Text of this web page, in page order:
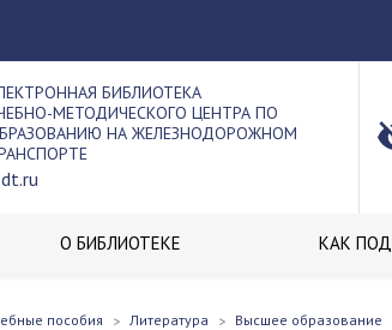
БИБЛИОТЕКА
МЕТОДИЧЕСКОГО ЦЕНТРА ПО
НА ЖЕЛЕЗНОДОРОЖНОМ
О БИБЛИОТЕКЕ КАК
пособия Литература Высшее образование